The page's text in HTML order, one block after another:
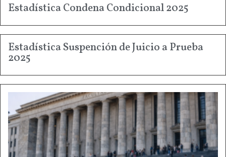
Estadística Condena Condicional 2025
Estadística Suspención de Juicio a Prueba
2025